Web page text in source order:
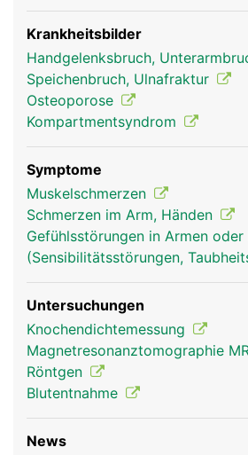
(Ellbogen, Rollgelenke), Muskeln
ermöglicht komplexe
Unterarmes mit Beugung,
gleichzeitiger Drehung. Am
ausserdem die Muskeln zur
und Finger, deren lange Sehnen
Unterarm Frau Unterarm Mann
Krankheitsbilder
Handgelenksbruch,
Speichenbruch, Ulnafraktur
Osteoporose
Kompartmentsyndrom
Symptome
Muskelschmerzen
Schmerzen im Arm, Händen
Gefühlsstörungen in Armen oder
(Sensibilitätsstörungen,
Untersuchungen
Knochendichtemessung
Magnetresonanztomographie
Röntgen
Blutentnahme
News